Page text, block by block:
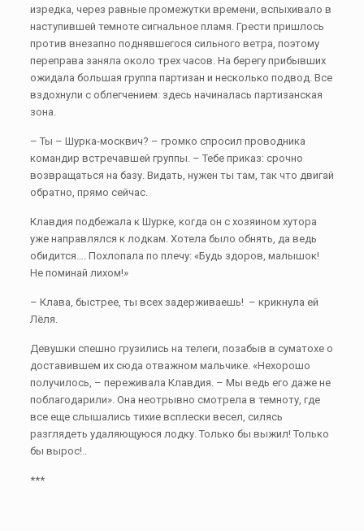
изредка, через равные промежутки времени, вспыхивало в
наступившей темноте сигнальное пламя. Грести пришлось
против внезапно поднявшегося сильного ветра, поэтому
переправа заняла около трех часов. На берегу прибывших
ожидала большая группа партизан и несколько подвод. Все
вздохнули с облегчением: здесь начиналась партизанская
зона.
– Ты – Шурка-москвич? – громко спросил проводника
командир встречавшей группы. – Тебе приказ: срочно
возвращаться на базу. Видать, нужен ты там, так что двигай
обратно, прямо сейчас.
Клавдия подбежала к Шурке, когда он с хозяином хутора
уже направлялся к лодкам. Хотела было обнять, да ведь
обидится…. Похлопала по плечу: «Будь здоров, малышок!
Не поминай лихом!»
– Клава, быстрее, ты всех задерживаешь! – крикнула ей
Лёля.
Девушки спешно грузились на телеги, позабыв в суматохе о
доставившем их сюда отважном мальчике. «Нехорошо
получилось, – переживала Клавдия. – Мы ведь его даже не
поблагодарили». Она неотрывно смотрела в темноту, где
все еще слышались тихие всплески весел, силясь
разглядеть удаляющуюся лодку. Только бы выжил! Только
бы вырос!..
***